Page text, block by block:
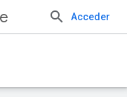
Acceder